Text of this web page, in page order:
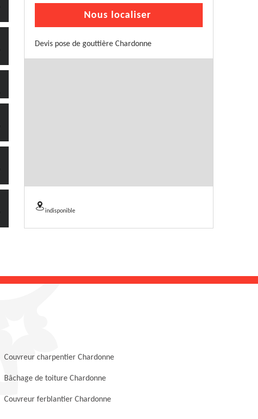
Nous localiser
Devis pose de gouttière Chardonne
indisponible
Couvreur charpentier Chardonne
Bâchage de toiture Chardonne
Couvreur ferblantier Chardonne